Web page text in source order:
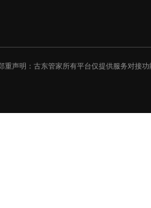
重声明：古东管家所有平台仅提供服务对接